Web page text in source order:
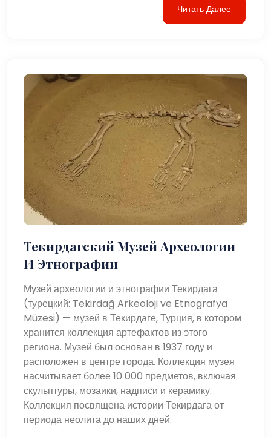
Читать Далее
Текирдагский Музей Археологии
И Этнографии
Музей археологии и этнографии Текирдага
(турецкий: Tekirdağ Arkeoloji ve Etnografya
Müzesi) — музей в Текирдаге, Турция, в котором
хранится коллекция артефактов из этого
региона. Музей был основан в 1937 году и
расположен в центре города. Коллекция музея
насчитывает более 10 000 предметов, включая
скульптуры, мозаики, надписи и керамику.
Коллекция посвящена истории Текирдага от
периода неолита до наших дней.